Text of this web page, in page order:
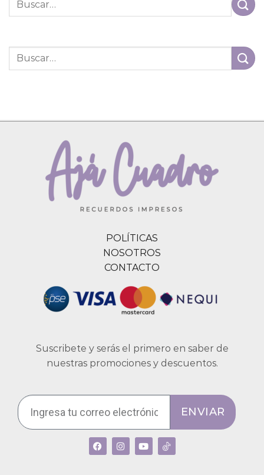
POLÍTICAS
NOSOTROS
CONTACTO
Suscribete y serás el primero en saber de
nuestras promociones y descuentos.
ENVIAR